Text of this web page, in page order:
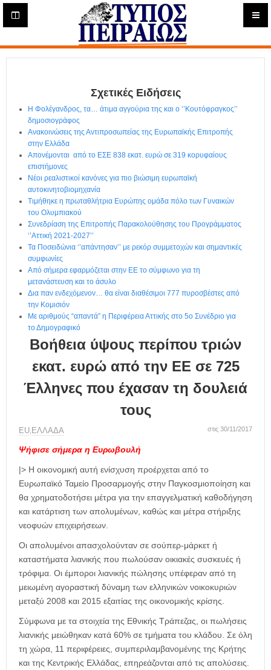
Η
ε
ρ
Σχετικές Ειδήσεις
Η Φολέγανδρος, τα… άτιμα αγγούρια της και ο ‘’Κουτόφραγκος’’
δημοσιογράφος
Ανακοινώσεις της Αντιπροσωπείας της Ευρωπαϊκής Επιτροπής
στην Ελλάδα
Απονέμονται από το ΕΣΕ 838 εκατ. ευρώ σε 319 κορυφαίους
επιστήμονες
Νέοι ρεαλιστικοί κανόνες για πιο βιώσιμη ευρωπαϊκή
αυτοκινητοβιομηχανία
Τιμήθηκε η πρωταθλήτρια Ευρώπης ομάδα πόλο των Γυναικών
του Ολυμπιακού
Συνεδρίαση της Επιτροπής Παρακολούθησης του Προγράμματος
‘’Αττική 2021-2027’’
Τα Ποσειδώνια ‘’απάντησαν’’ με ρεκόρ συμμετοχών και σημαντικές
συμφωνίες
Από σήμερα εφαρμόζεται στην ΕΕ το σύμφωνο για τη
μετανάστευση και το άσυλο
Δια παν ενδεχόμενον… θα είναι διαθέσιμοι 777 πυροσβέστες από
την Κομισιόν
Με αριθμούς “απαντά” η Περιφέρεια Αττικής στο 5ο Συνέδριο για
το Δημογραφικό
Βοήθεια ύψους περίπου τριών
εκατ. ευρώ από την ΕΕ σε 725
Έλληνες που έχασαν τη δουλειά
τους
ΕU, ΕΛΛΑΔΑ στις 30/11/2017
Ψήφισε σήμερα η Ευρωβουλή
|> Η οικονομική αυτή ενίσχυση προέρχεται από το
Ευρωπαϊκό Ταμείο Προσαρμογής στην Παγκοσμιοποίηση και
θα χρηματοδοτήσει μέτρα για την επαγγελματική καθοδήγηση
και κατάρτιση των απολυμένων, καθώς και μέτρα στήριξης
νεοφυών επιχειρήσεων.
Οι απολυμένοι απασχολούνταν σε σούπερ-μάρκετ ή
καταστήματα λιανικής που πωλούσαν οικιακές συσκευές ή
τρόφιμα. Οι έμποροι λιανικής πώλησης υπέφεραν από τη
μειωμένη αγοραστική δύναμη των ελληνικών νοικοκυριών
μεταξύ 2008 και 2015 εξαιτίας της οικονομικής κρίσης.
Σύμφωνα με τα στοιχεία της Εθνικής Τράπεζας, οι πωλήσεις
λιανικής μειώθηκαν κατά 60% σε τμήματα του κλάδου. Σε όλη
τη χώρα, 11 περιφέρειες, συμπεριλαμβανομένης της Κρήτης
και της Κεντρικής Ελλάδας, επηρεάζονται από τις απολύσεις.